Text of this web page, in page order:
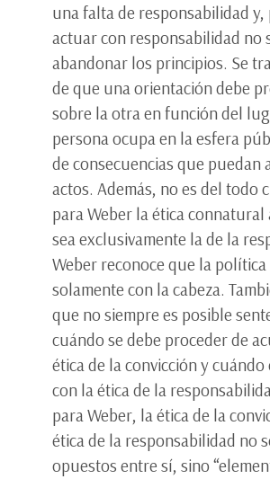
una falta de responsabilidad
actuar con responsabilidad no
abandonar los principios. Se
de que una orientación debe
sobre la otra en función del
persona ocupa en la esfera
de consecuencias que puedan
actos. Además, no es del todo
para Weber la ética
sea exclusivamente la de la
Weber reconoce que la política
solamente con la cabeza.
que no siempre es posible
cuándo se debe proceder de
ética de la convicción y
con la ética de la
para Weber, la ética de la
ética de la responsabilidad no
opuestos entre sí, sino